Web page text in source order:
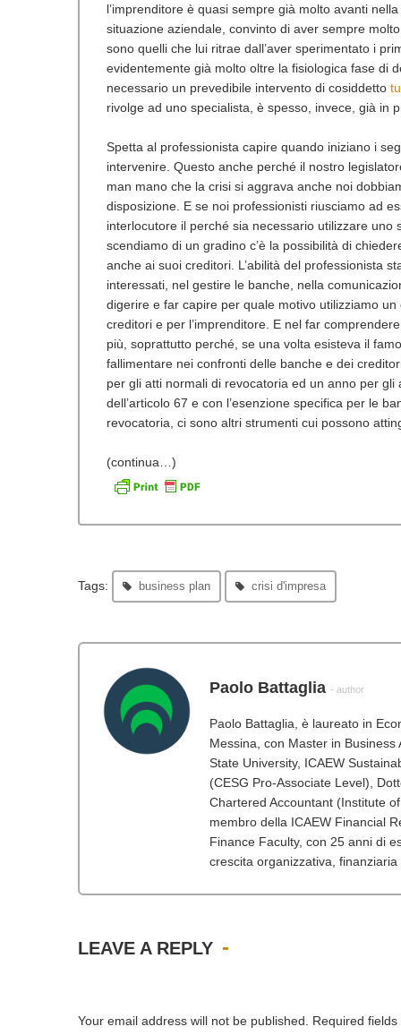
l’imprenditore è quasi sempre già molto avanti
situazione aziendale, convinto di aver sempre
sono quelli che lui ritrae dall’aver sperimentato i
evidentemente già molto oltre la fisiologica fase di
necessario un prevedibile intervento di cosiddetto
rivolge ad uno specialista, è spesso, invece, già in
Spetta al professionista capire quando iniziano i
intervenire. Questo anche perché il nostro
man mano che la crisi si aggrava anche noi
disposizione. E se noi professionisti riusciamo ad
interlocutore il perché sia necessario utilizzare
scendiamo di un gradino c’è la possibilità di
anche ai suoi creditori. L’abilità del professionista
interessati, nel gestire le banche, nella
digerire e far capire per quale motivo utilizziamo
creditori e per l’imprenditore. E nel far
più, soprattutto perché, se una volta esisteva il
fallimentare nei confronti delle banche e dei
per gli atti normali di revocatoria ed un anno per
dell’articolo 67 e con l’esenzione specifica per le
revocatoria, ci sono altri strumenti cui possono
(continua…)
Tags: business plan crisi d'impresa
Paolo Battaglia - author
Paolo Battaglia, è laureato in
Messina, con Master in
State University, ICAEW
(CESG Pro-Associate Level),
Chartered Accountant (Institute
membro della ICAEW Financial
Finance Faculty, con 25 anni di
crescita organizzativa,
LEAVE A REPLY
Your email address will not be published. Required